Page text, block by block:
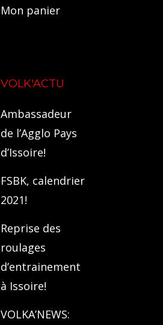
Mon panier
VOLK'ACTU
Ambassadeur
de l’Agglo Pays
d’Issoire!
FSBK, calendrier
2021!
Reprise des
roulages
d’entrainement
à Issoire!
VOLKA’NEWS: